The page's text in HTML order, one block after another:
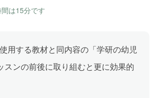
は15分です
用する教材と同内容の「学研の幼児
スンの前後に取り組むと更に効果的